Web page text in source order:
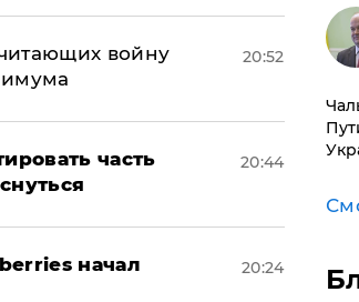
войну
20:52
часть
20:44
начал
20:24